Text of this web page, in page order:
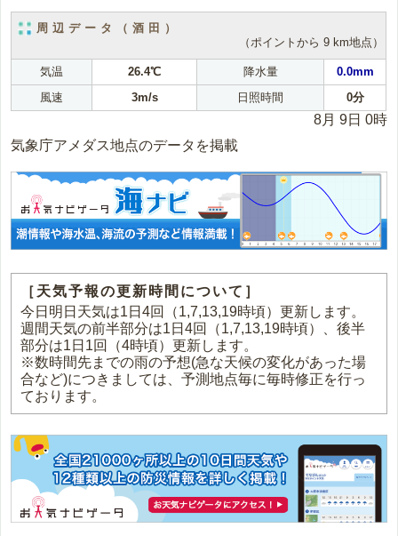
周辺データ（酒田）
（ポイントから 9 km地点）
気温 26.4℃ 降水量
0.0mm
風速
3m/s 日照時間 0分
8月 9日 0時
気象庁アメダス地点のデータを掲載
［天気予報の更新時間について］
今日明日天気は1日4回（1,7,13,19時頃）更新します。
週間天気の前半部分は1日4回（1,7,13,19時頃）、後半
部分は1日1回（4時頃）更新します。
※数時間先までの雨の予想(急な天候の変化があった場
合など)につきましては、予測地点毎に毎時修正を行っ
ております。